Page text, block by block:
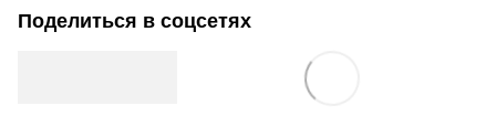
Поделиться в соцсетях